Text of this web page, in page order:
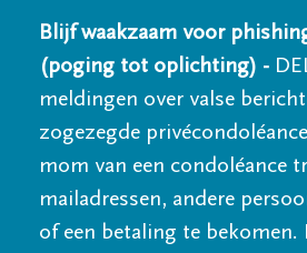
Blijf waakzaam voor
(poging tot oplichting) -
meldingen over valse
zogezegde
mom van een condoléance
mailadressen, andere
of een betaling te bekomen.